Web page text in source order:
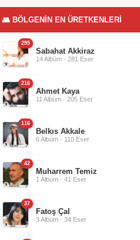
👥 BÖLGENIN EN ÜRETKENLERI
295
Sabahat Akkiraz
14 Albüm · 281 Eser
216
Ahmet Kaya
11 Albüm · 205 Eser
116
Belkıs Akkale
6 Albüm · 110 Eser
42
Muharrem Temiz
1 Albüm · 41 Eser
37
Fatoş Çal
3 Albüm · 34 Eser